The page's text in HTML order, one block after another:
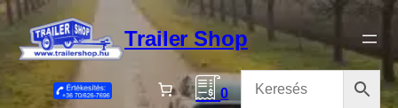
Ugrás
tartalomhoz
Trailer Shop
0